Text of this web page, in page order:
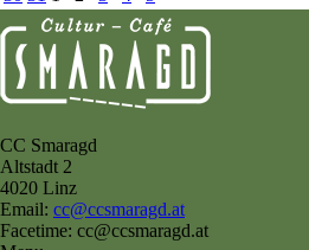
CC Smaragd
Altstadt 2
4020 Linz
Email: cc@ccsmaragd.at
Facetime: cc@ccsmaragd.at